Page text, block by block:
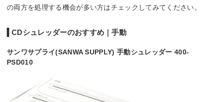
の両方を処理する機会が多い方はチェックしてみてください。
CDシュレッダーのおすすめ｜手動
サンワサプライ(SANWA SUPPLY) 手動シュレッダー 400-
PSD010